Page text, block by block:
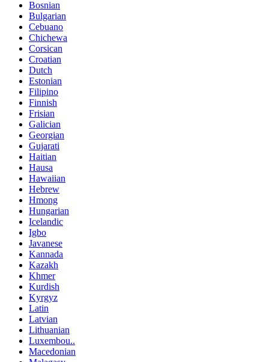
Bosnian
Bulgarian
Cebuano
Chichewa
Corsican
Croatian
Dutch
Estonian
Filipino
Finnish
Frisian
Galician
Georgian
Gujarati
Haitian
Hausa
Hawaiian
Hebrew
Hmong
Hungarian
Icelandic
Igbo
Javanese
Kannada
Kazakh
Khmer
Kurdish
Kyrgyz
Latin
Latvian
Lithuanian
Luxembou..
Macedonian